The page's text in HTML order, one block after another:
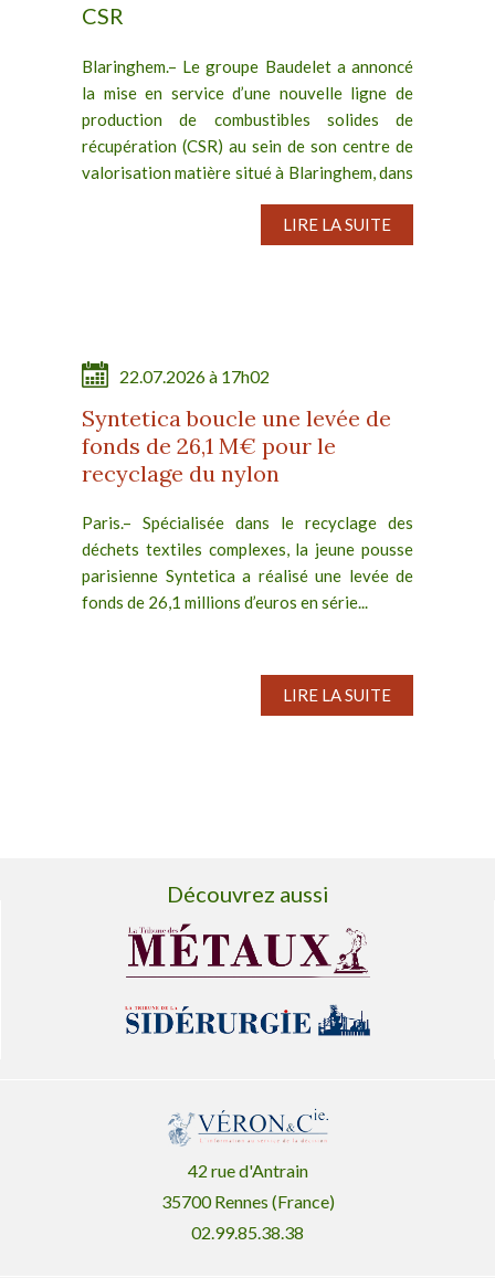
CSR
Blaringhem.– Le groupe Baudelet a annoncé
la mise en service d’une nouvelle ligne de
production de combustibles solides de
récupération (CSR) au sein de son centre de
valorisation matière situé à Blaringhem, dans
LIRE LA SUITE
22.07.2026 à 17h02
Syntetica boucle une levée de
fonds de 26,1 M€ pour le
recyclage du nylon
Paris.– Spécialisée dans le recyclage des
déchets textiles complexes, la jeune pousse
parisienne Syntetica a réalisé une levée de
fonds de 26,1 millions d’euros en série...
LIRE LA SUITE
Découvrez aussi
42 rue d'Antrain
35700 Rennes (France)
02.99.85.38.38